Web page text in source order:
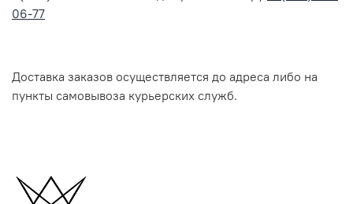
06-77
Доставка заказов осуществляется до адреса либо на
пункты самовывоза курьерских служб.